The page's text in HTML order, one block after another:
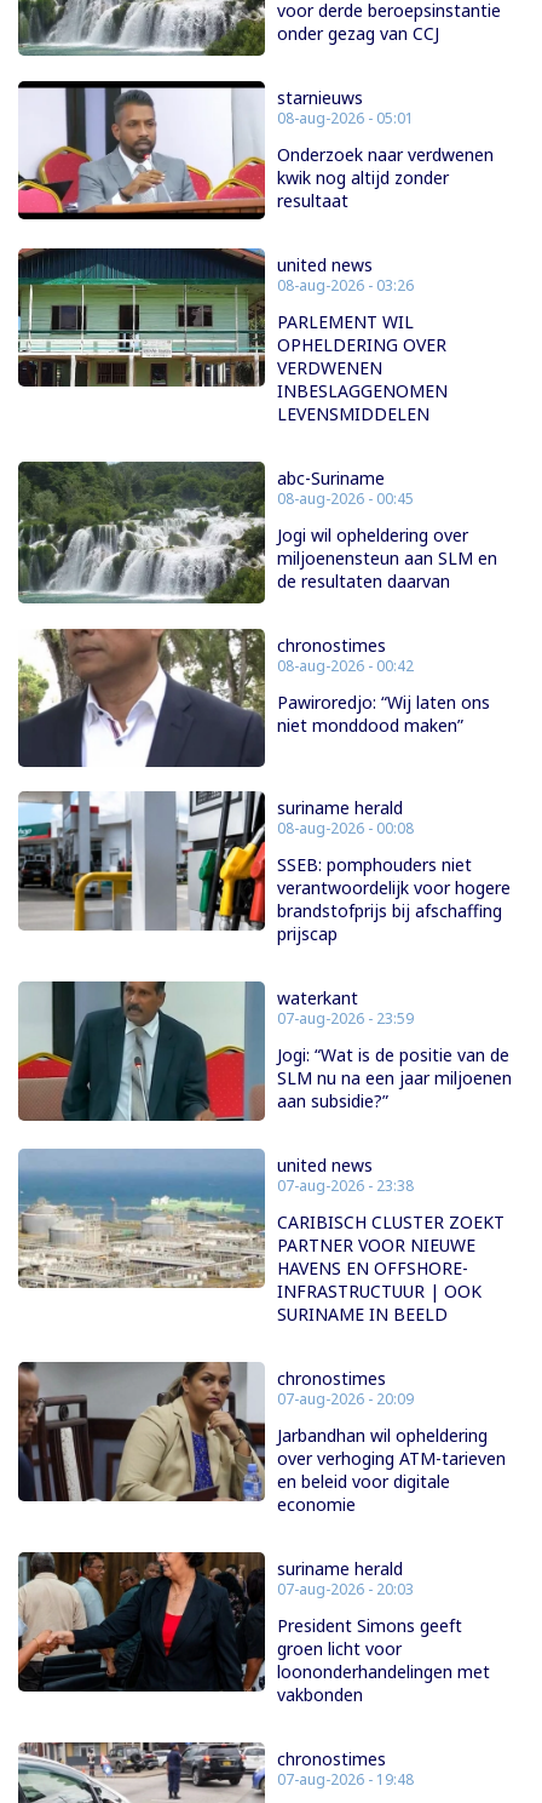
voor derde beroepsinstantie
onder gezag van CCJ
starnieuws
08-aug-2026 - 05:01
Onderzoek naar verdwenen
kwik nog altijd zonder
resultaat
united news
08-aug-2026 - 03:26
PARLEMENT WIL
OPHELDERING OVER
VERDWENEN
INBESLAGGENOMEN
LEVENSMIDDELEN
abc-Suriname
08-aug-2026 - 00:45
Jogi wil opheldering over
miljoenensteun aan SLM en
de resultaten daarvan
chronostimes
08-aug-2026 - 00:42
Pawiroredjo: “Wij laten ons
niet monddood maken”
suriname herald
08-aug-2026 - 00:08
SSEB: pomphouders niet
verantwoordelijk voor hogere
brandstofprijs bij afschaffing
prijscap
waterkant
07-aug-2026 - 23:59
Jogi: “Wat is de positie van de
SLM nu na een jaar miljoenen
aan subsidie?”
united news
07-aug-2026 - 23:38
CARIBISCH CLUSTER ZOEKT
PARTNER VOOR NIEUWE
HAVENS EN OFFSHORE-
INFRASTRUCTUUR | OOK
SURINAME IN BEELD
chronostimes
07-aug-2026 - 20:09
Jarbandhan wil opheldering
over verhoging ATM-tarieven
en beleid voor digitale
economie
suriname herald
07-aug-2026 - 20:03
President Simons geeft
groen licht voor
loononderhandelingen met
vakbonden
chronostimes
07-aug-2026 - 19:48